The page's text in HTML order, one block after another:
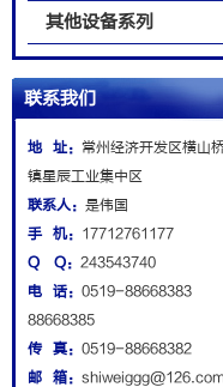
其他设备系列
联系我们
地 址： 常州经济开发区横山
镇星辰工业集中区
联系人： 是伟国
手 机： 17712761177
Q Q： 243543740
电 话： 0519-88668383
88668385
传 真： 0519-88668382
邮 箱： shiweiggg@126.com